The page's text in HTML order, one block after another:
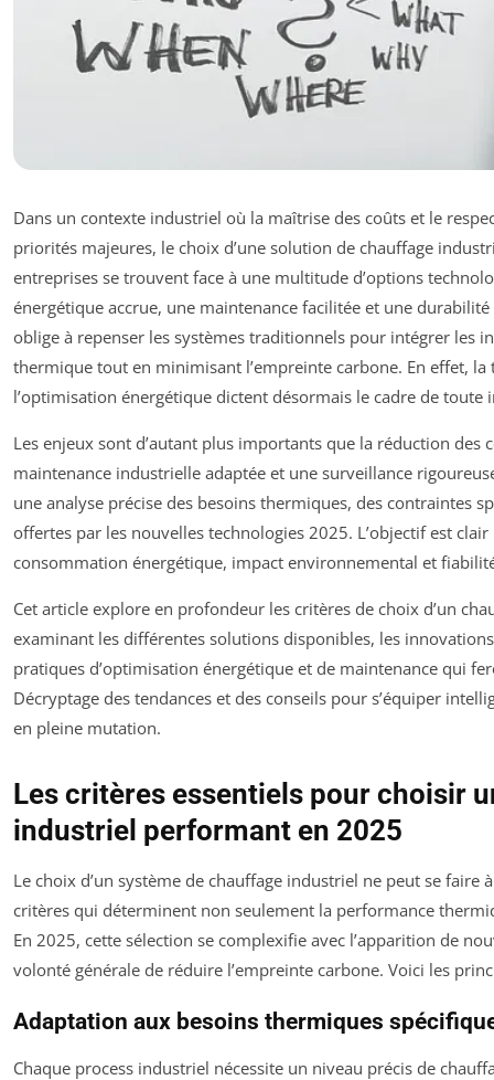
Dans un contexte industriel où la maîtrise des coûts et le
priorités majeures, le choix d’une solution de chauffage
entreprises se trouvent face à une multitude d’options
énergétique accrue, une maintenance facilitée et une
oblige à repenser les systèmes traditionnels pour intégrer les
thermique tout en minimisant l’empreinte carbone. En effet,
l’optimisation énergétique dictent désormais le cadre de
Les enjeux sont d’autant plus importants que la réduction des
maintenance industrielle adaptée et une surveillance
une analyse précise des besoins thermiques, des contraintes
offertes par les nouvelles technologies 2025. L’objectif est
consommation énergétique, impact environnemental et
Cet article explore en profondeur les critères de choix d’un
examinant les différentes solutions disponibles, les
pratiques d’optimisation énergétique et de maintenance qui
Décryptage des tendances et des conseils pour s’équiper
en pleine mutation.
Les critères essentiels pour choisir
industriel performant en 2025
Le choix d’un système de chauffage industriel ne peut se faire
critères qui déterminent non seulement la performance
En 2025, cette sélection se complexifie avec l’apparition de
volonté générale de réduire l’empreinte carbone. Voici les
Adaptation aux besoins thermiques
Chaque process industriel nécessite un niveau précis de